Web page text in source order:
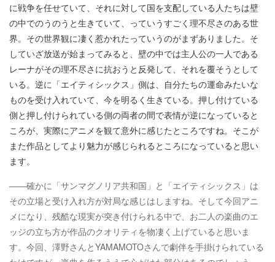
に戦争を任せていて、それに対して国を支配している人たちは壁
の中でのうのうと生きていて、っていうすごく理不尽さのある世
界。その世界観に凄く惹かれたっていうのがまずありました。そ
していざ放送が始まってみると、壁の中では主人公の一人である
レーナがその理不尽さに抗おうと反発して、それを覆そうとして
いる。逆に「エイティシックス」側は、自分たちの運命みたいな
ものを受け入れていて、今を明るく生きている。押し付けている
側と押し付けられている側の両者の間で表情が逆になっていると
ころが、実際にアニメを観て意外に感じたところですね。そこが
また作品としてより魅力が感じられるところになっていると思い
ます。
――確かに「サンマグノリア共和国」と「エイティシックス」は
その立場と受け入れ方が対局な感じはしますね。そして今回アニ
メになり、残酷な現実が突き付けられる中で、お二人の楽曲のエ
ッジの立ち方が作品のクオリティを物凄く上げていると思いま
す。今回、澤野さんとYAMAMOTOさんで劇伴を手掛けられている